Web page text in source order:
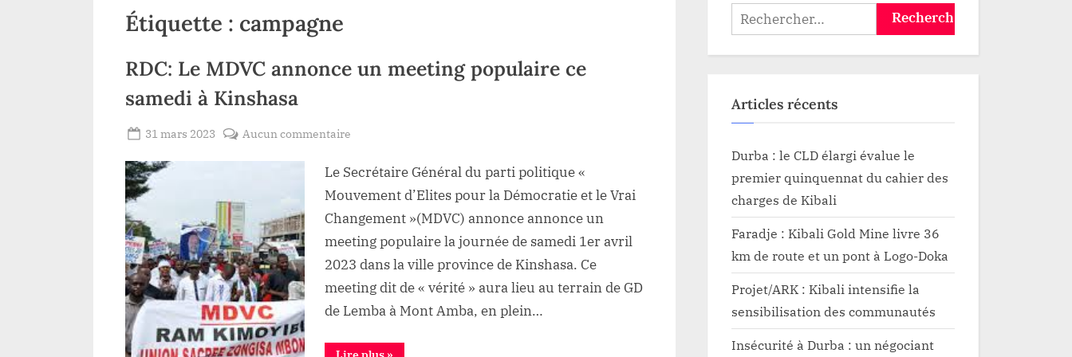
thérapie de choc
Étiquette : campagne
RDC: Le MDVC annonce un meeting populaire ce
samedi à Kinshasa
Posted
31 mars 2023
Aucun commentaire
Le
MDVC
annonce
un
meeting
populaire
ce
samedi
Kinshasa
Le Secrétaire Général du parti politique «
Mouvement d’Elites pour la Démocratie et le Vrai
Changement »(MDVC) annonce annonce un
meeting populaire la journée de samedi 1er avril
2023 dans la ville province de Kinshasa. Ce
meeting dit de « vérité » aura lieu au terrain de GD
de Lemba à Mont Amba, en plein…
“RDC:
Rechercher :
Articles récents
Durba : le CLD élargi évalue le
premier quinquennat du cahier des
charges de Kibali
Faradje : Kibali Gold Mine livre 36
km de route et un pont à Logo-Doka
Projet/ARK : Kibali intensifie la
sensibilisation des communautés
Insécurité à Durba : un négociant